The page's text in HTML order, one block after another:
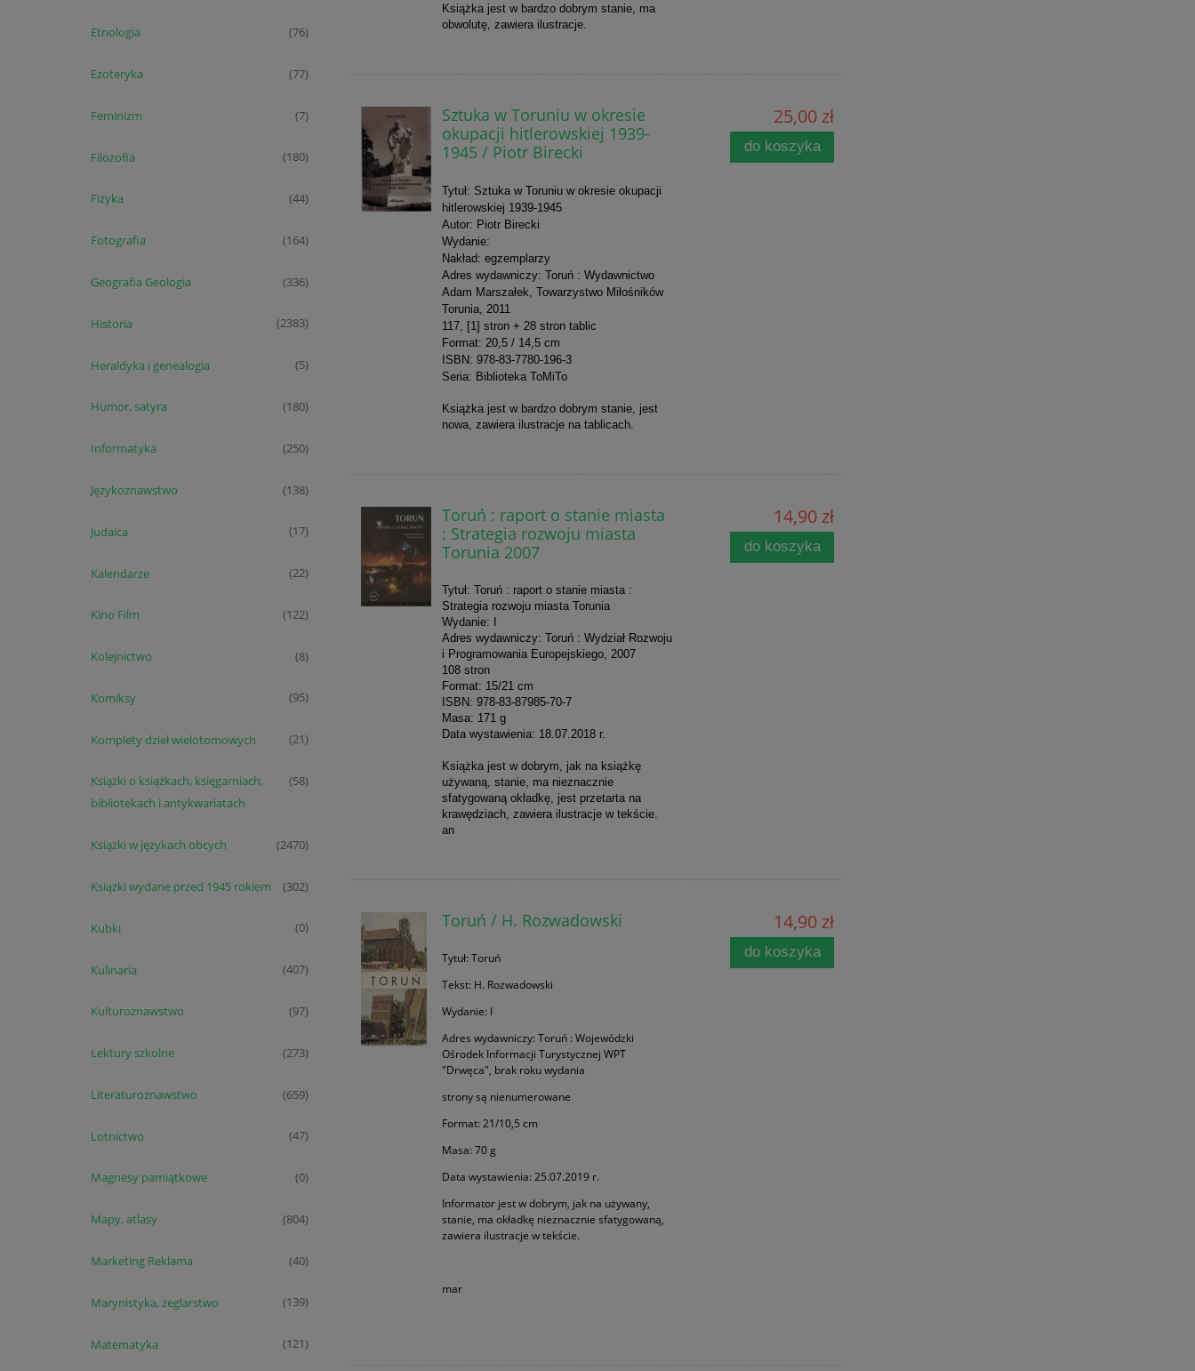
Etnologia (76)
Ezoteryka (77)
Feminizm (7)
Filozofia (180)
Fizyka (44)
Fotografia (164)
Geografia Geologia (336)
Historia (2383)
Heraldyka i genealogia (5)
Humor, satyra (180)
Informatyka (250)
Językoznawstwo (138)
Judaica (17)
Kalendarze (22)
Kino Film (122)
Kolejnictwo (8)
Komiksy (95)
Komplety dzieł wielotomowych (21)
Książki o książkach, księgarniach,
bibliotekach i antykwariatach
(58)
Książki w językach obcych (2470)
Książki wydane przed 1945 rokiem (302)
Kubki (0)
Kulinaria (407)
Kulturoznawstwo (97)
Lektury szkolne (273)
Literaturoznawstwo (659)
Lotnictwo (47)
Magnesy pamiątkowe (0)
Mapy, atlasy (804)
Marketing Reklama (40)
Marynistyka, żeglarstwo (139)
Matematyka (121)
Książka jest w bardzo dobrym stanie, ma
obwolutę, zawiera ilustracje.
Sztuka w Toruniu w okresie
okupacji hitlerowskiej 1939-
1945 / Piotr Birecki
Tytuł: Sztuka w Toruniu w okresie okupacji
hitlerowskiej 1939-1945
Autor: Piotr Birecki
Wydanie:
Nakład: egzemplarzy
Adres wydawniczy: Toruń : Wydawnictwo
Adam Marszałek, Towarzystwo Miłośników
Torunia, 2011
117, [1] stron + 28 stron tablic
Format: 20,5 / 14,5 cm
ISBN: 978-83-7780-196-3
Seria: Biblioteka ToMiTo
Książka jest w bardzo dobrym stanie, jest
nowa, zawiera ilustracje na tablicach.
25,00 zł
do koszyka
Toruń : raport o stanie miasta
: Strategia rozwoju miasta
Torunia 2007
Tytuł: Toruń : raport o stanie miasta :
Strategia rozwoju miasta Torunia
Wydanie: I
Adres wydawniczy: Toruń : Wydział Rozwoju
i Programowania Europejskiego, 2007
108 stron
Format: 15/21 cm
ISBN: 978-83-87985-70-7
Masa: 171 g
Data wystawienia: 18.07.2018 r.
Książka jest w dobrym, jak na książkę
używaną, stanie, ma nieznacznie
sfatygowaną okładkę, jest przetarta na
krawędziach, zawiera ilustracje w tekście.
an
14,90 zł
do koszyka
Toruń / H. Rozwadowski
Tytuł: Toruń
Tekst: H. Rozwadowski
Wydanie: I
Adres wydawniczy: Toruń : Wojewódzki
Ośrodek Informacji Turystycznej WPT
"Drwęca", brak roku wydania
strony są nienumerowane
Format: 21/10,5 cm
Masa: 70 g
Data wystawienia: 25.07.2019 r.
Informator jest w dobrym, jak na używany,
stanie, ma okładkę nieznacznie sfatygowaną,
zawiera ilustracje w tekście.
mar
14,90 zł
do koszyka